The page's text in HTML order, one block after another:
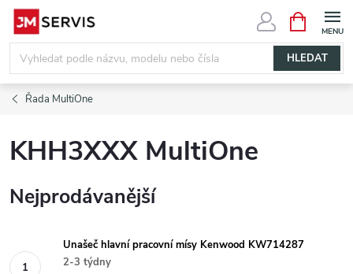
Přejít
obsah
HLEDAT
NÁKUPNÍ
KOŠÍK
Řada MultiOne
KHH3XXX MultiOne
Nejprodávanější
Unašeč hlavní pracovní mísy Kenwood KW714287
2-3 týdny